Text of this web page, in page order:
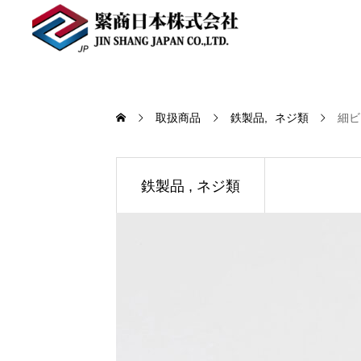
取扱商品 鉄製品 ネジ類 細
鉄製品 ネジ類